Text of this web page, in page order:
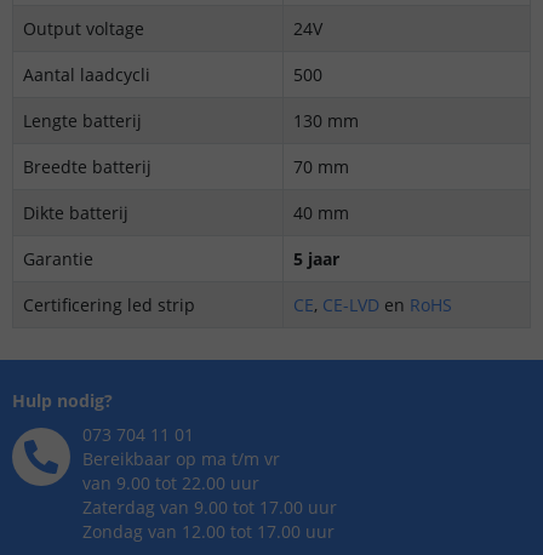
Output voltage
24V
Aantal laadcycli
500
Lengte batterij
130 mm
Breedte batterij
70 mm
Dikte batterij
40 mm
Garantie
5 jaar
Certificering led strip
CE, CE-LVD en RoHS
Hulp nodig?
073 704 11 01
Bereikbaar op ma t/m vr
van 9.00 tot 22.00 uur
Zaterdag van 9.00 tot 17.00 uur
Zondag van 12.00 tot 17.00 uur